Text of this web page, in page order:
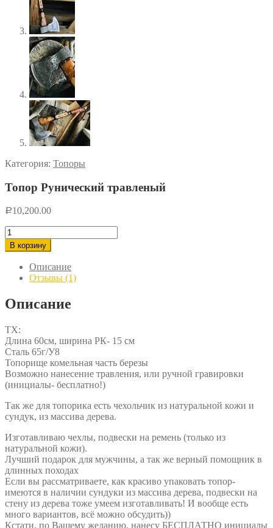
Категория: Топоры
Топор Рунический травленый
Р10,200.00
Количество
товара
Топор
Рунический
травленый
В корзину
Описание
Отзывы (1)
Описание
ТХ:
Длина 60см, ширина РК- 15 см
Сталь 65г/У8
Топорище комельная часть березы
Возможно нанесение травления, или ручной гравировки
(инициалы- бесплатно!)
Так же для топорика есть чехольчик из натуральной кожи и
сундук, из массива дерева.
Изготавливаю чехлы, подвески на ремень (только из
натуральной кожи).
Лучший подарок для мужчины, а так же верный помощник в
длинных походах
Если вы рассматриваете, как красиво упаковать топор-
имеются в наличии сундуки из массива дерева, подвески на
стену из дерева тоже умеем изготавливать! И вообще есть
много вариантов, всё можно обсудить))
Кстати, по Вашему желанию, нанесу БЕСПЛАТНО инициалы